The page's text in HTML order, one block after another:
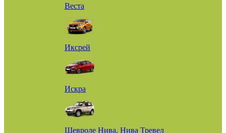
Веста
Иксрей
Искра
Шевроле Нива, Нива Тревел